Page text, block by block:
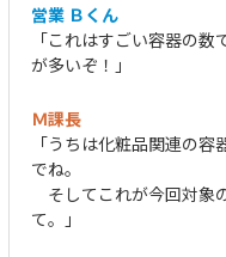
営業 Ｂくん
「これはすごい容器の
が多いぞ！」
Ｍ課長
「うちは化粧品関連の
でね。
そしてこれが今回対象
て。」